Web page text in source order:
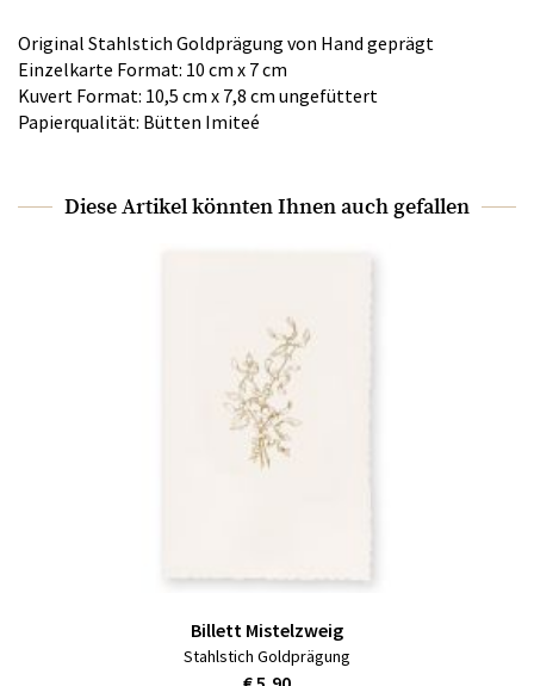
Original Stahlstich Goldprägung von Hand geprägt
Einzelkarte Format: 10 cm x 7 cm
Kuvert Format: 10,5 cm x 7,8 cm ungefüttert
Papierqualität: Bütten Imiteé
Diese Artikel könnten Ihnen auch gefallen
Billett Mistelzweig
Stahlstich Goldprägung